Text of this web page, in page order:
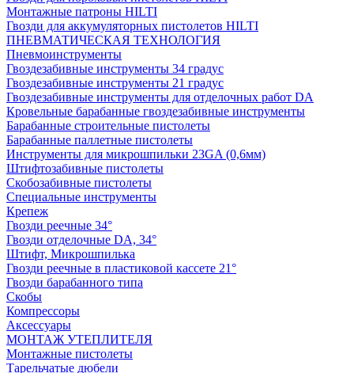
Монтажные патроны HILTI
Гвозди для аккумуляторных пистолетов HILTI
ПНЕВМАТИЧЕСКАЯ ТЕХНОЛОГИЯ
Пневмоинструменты
Гвоздезабивные инструменты 34 градус
Гвоздезабивные инструменты 21 градус
Гвоздезабивные инструменты для отделочных работ DA
Кровельные барабанные гвоздезабивные инструменты
Барабанные строительные пистолеты
Барабанные паллетные пистолеты
Инструменты для микрошпильки 23GA (0,6мм)
Штифтозабивные пистолеты
Скобозабивные пистолеты
Специальные инструменты
Крепеж
Гвозди реечные 34°
Гвозди отделочные DA, 34°
Штифт, Микрошпилька
Гвозди реечные в пластиковой кассете 21°
Гвозди барабанного типа
Скобы
Компрессоры
Аксессуары
МОНТАЖ УТЕПЛИТЕЛЯ
Монтажные пистолеты
Тарельчатые дюбели